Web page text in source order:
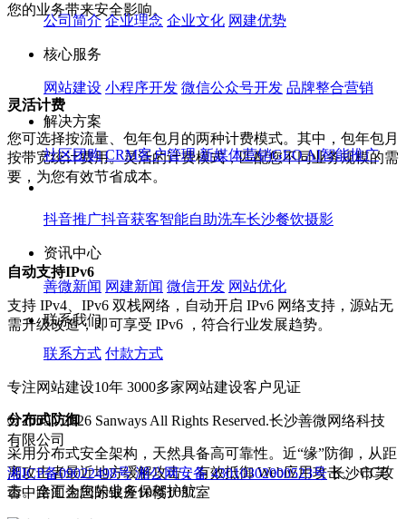
您的业务带来安全影响。
灵活计费
您可选择按流量、包年包月的两种计费模式。其中，包年包月
按带宽统计费用。灵活的计费模式，匹配您不同业务规模的需
要，为您有效节省成本。
自动支持IPv6
支持 IPv4、IPv6 双栈网络，自动开启 IPv6 网络支持，源站无
需升级改造，即可享受 IPv6 ，符合行业发展趋势。
分布式防御
采用分布式安全架构，天然具备高可靠性。近“缘”防御，从距
离攻击者最近地方缓解攻击；有效抵御 Web应用攻击、 CC攻
击。全面为您的业务保驾护航。
公司简介 企业理念 企业文化 网建优势
核心服务
网站建设 小程序开发 微信公众号开发 品牌整合营销
解决方案
社区团购 CRM客户管理 新媒体营销GEO AI智能推广
抖音推广抖音获客智能自助洗车长沙餐饮摄影
资讯中心
善微新闻 网建新闻 微信开发 网站优化
联系我们
联系方式 付款方式
专注网站建设10年 3000多家网站建设客户见证
©2009 - 2026 Sanways All Rights Reserved.长沙善微网络科技
有限公司
湘ICP备09022498号 湘公网安备 43010302000523号长沙市芙
蓉中路汇金国际银座10楼1037室